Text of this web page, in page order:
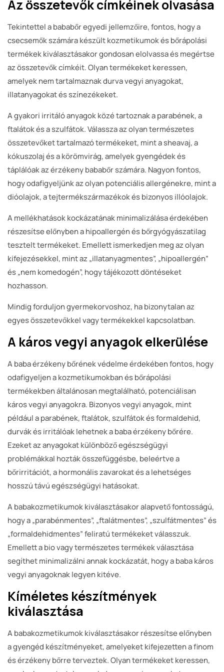
Az összetevők címkéinek olvasása
Tekintettel a bababőr egyedi jellemzőire, fontos, hogy a
csecsemők számára készült kozmetikumok és bőrápolási
termékek kiválasztásakor gondosan elolvassa és megértse
az összetevők címkéit. Olyan termékeket keressen,
amelyek nem tartalmaznak durva vegyi anyagokat,
illatanyagokat és színezékeket.
A gyakori irritáló anyagok közé tartoznak a parabének, a
ftalátok és a szulfátok. Válassza az olyan természetes
összetevőket tartalmazó termékeket, mint a sheavaj, a
kókuszolaj és a körömvirág, amelyek gyengédek és
táplálóak az érzékeny bababőr számára. Nagyon fontos,
hogy odafigyeljünk az olyan potenciális allergénekre, mint a
dióolajok, a tejtermékszármazékok és bizonyos illóolajok.
A mellékhatások kockázatának minimalizálása érdekében
részesítse előnyben a hipoallergén és bőrgyógyászatilag
tesztelt termékeket. Emellett ismerkedjen meg az olyan
kifejezésekkel, mint az „illatanyagmentes”, „hipoallergén”
és „nem komedogén”, hogy tájékozott döntéseket
hozhasson.
Mindig forduljon gyermekorvoshoz, ha bizonytalan az
egyes összetevőkkel vagy termékekkel kapcsolatban.
A káros vegyi anyagok elkerülése
A baba érzékeny bőrének védelme érdekében fontos, hogy
odafigyeljen a kozmetikumokban és bőrápolási
termékekben általánosan megtalálható, potenciálisan
káros vegyi anyagokra. Bizonyos vegyi anyagok, mint
például a parabének, ftalátok, szulfátok és formaldehid,
durvák és irritálóak lehetnek a baba érzékeny bőrére.
Ezeket az anyagokat különböző egészségügyi
problémákkal hozták összefüggésbe, beleértve a
bőrirritációt, a hormonális zavarokat és a lehetséges
hosszú távú egészségügyi hatásokat.
A babakozmetikumok kiválasztásakor alapvető fontosságú,
hogy a „parabénmentes”, „ftalátmentes”, „szulfátmentes” és
„formaldehidmentes” feliratú termékeket válasszuk.
Emellett a bio vagy természetes termékek választása
segíthet minimalizálni annak kockázatát, hogy a baba káros
vegyi anyagoknak legyen kitéve.
Kíméletes készítmények
kiválasztása
A babakozmetikumok kiválasztásakor részesítse előnyben
a gyengéd készítményeket, amelyeket kifejezetten a finom
és érzékeny bőrre terveztek. Olyan termékeket keressen,